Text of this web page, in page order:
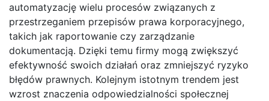
automatyzację wielu procesów związanych z
przestrzeganiem przepisów prawa korporacyjnego,
takich jak raportowanie czy zarządzanie
dokumentacją. Dzięki temu firmy mogą zwiększyć
efektywność swoich działań oraz zmniejszyć ryzyko
błędów prawnych. Kolejnym istotnym trendem jest
wzrost znaczenia odpowiedzialności społecznej